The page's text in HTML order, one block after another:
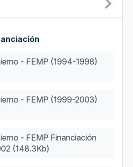
- FEMP (1994-1998)
- FEMP (1999-2003)
- FEMP Financiación
(148.3Kb)